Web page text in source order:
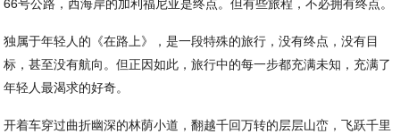
独属于年轻人的《在路上》，是一段特殊的旅行，没有终点，没有目
标，甚至没有航向。但正因如此，旅行中的每一步都充满未知，充满了
年轻人最渴求的好奇。
开着车穿过曲折幽深的林荫小道，翻越千回万转的层层山峦，飞跃千里